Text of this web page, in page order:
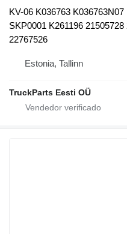
KV-06 K036763
SKP0001 K261196
22767526
Estonia, Tallinn
TruckParts Eesti OÜ